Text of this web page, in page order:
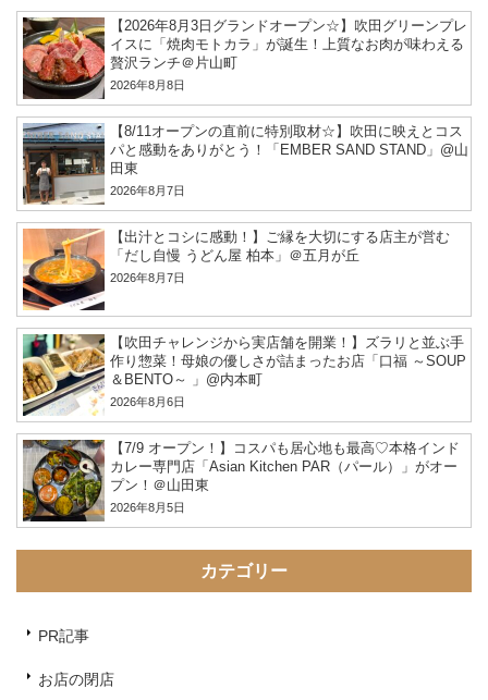
【2026年8月3日グランドオープン☆】吹田グリーンプレ
イスに「焼肉モトカラ」が誕生！上質なお肉が味わえる
贅沢ランチ＠片山町
2026年8月8日
【8/11オープンの直前に特別取材☆】吹田に映えとコス
パと感動をありがとう！「EMBER SAND STAND」@山
田東
2026年8月7日
【出汁とコシに感動！】ご縁を大切にする店主が営む
「だし自慢 うどん屋 柏本」＠五月が丘
2026年8月7日
【吹田チャレンジから実店舗を開業！】ズラリと並ぶ手
作り惣菜！母娘の優しさが詰まったお店「口福 ～SOUP
＆BENTO～ 」@内本町
2026年8月6日
【7/9 オープン！】コスパも居心地も最高♡本格インド
カレー専門店「Asian Kitchen PAR（パール）」がオー
プン！＠山田東
2026年8月5日
カテゴリー
PR記事
お店の閉店